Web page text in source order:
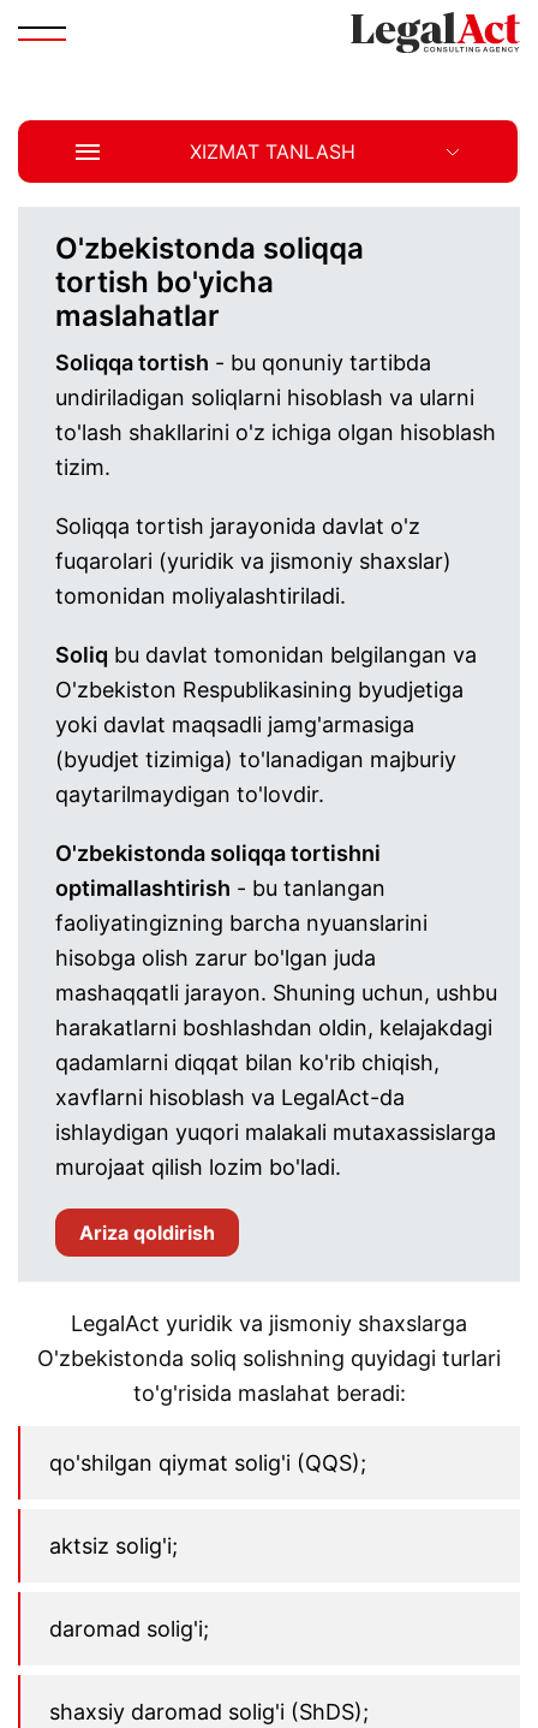
XIZMAT TANLASH
O'zbekistonda soliqqa
tortish bo'yicha
maslahatlar
Soliqqa tortish - bu qonuniy tartibda
undiriladigan soliqlarni hisoblash va ularni
to'lash shakllarini o'z ichiga olgan hisoblash
tizim.
Soliqqa tortish jarayonida davlat o'z
fuqarolari (yuridik va jismoniy shaxslar)
tomonidan moliyalashtiriladi.
Soliq bu davlat tomonidan belgilangan va
O'zbekiston Respublikasining byudjetiga
yoki davlat maqsadli jamg'armasiga
(byudjet tizimiga) to'lanadigan majburiy
qaytarilmaydigan to'lovdir.
O'zbekistonda soliqqa tortishni
optimallashtirish - bu tanlangan
faoliyatingizning barcha nyuanslarini
hisobga olish zarur bo'lgan juda
mashaqqatli jarayon. Shuning uchun, ushbu
harakatlarni boshlashdan oldin, kelajakdagi
qadamlarni diqqat bilan ko'rib chiqish,
xavflarni hisoblash va LegalAct-da
ishlaydigan yuqori malakali mutaxassislarga
murojaat qilish lozim bo'ladi.
Ariza qoldirish
LegalAct yuridik va jismoniy shaxslarga
O'zbekistonda soliq solishning quyidagi turlari
to'g'risida maslahat beradi:
qo'shilgan qiymat solig'i (QQS);
aktsiz solig'i;
daromad solig'i;
shaxsiy daromad solig'i (ShDS);